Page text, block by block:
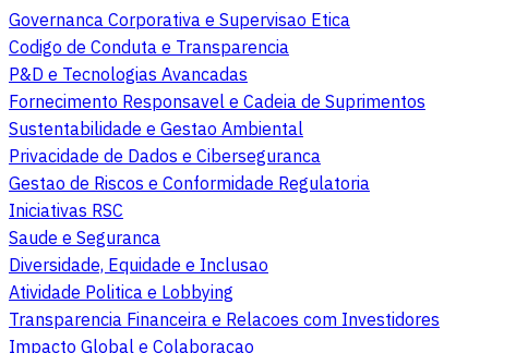
Governanca Corporativa e Supervisao Etica
Codigo de Conduta e Transparencia
P&D e Tecnologias Avancadas
Fornecimento Responsavel e Cadeia de Suprimentos
Sustentabilidade e Gestao Ambiental
Privacidade de Dados e Ciberseguranca
Gestao de Riscos e Conformidade Regulatoria
Iniciativas RSC
Saude e Seguranca
Diversidade, Equidade e Inclusao
Atividade Politica e Lobbying
Transparencia Financeira e Relacoes com Investidores
Impacto Global e Colaboracao